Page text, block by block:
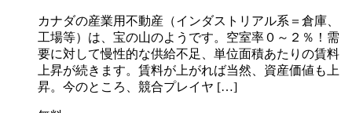
カナダの産業用不動産（インダストリアル系＝倉庫、
工場等）は、宝の山のようです。空室率０～２％！需
要に対して慢性的な供給不足、単位面積あたりの賃料
上昇が続きます。賃料が上がれば当然、資産価値も上
昇。今のところ、競合プレイヤ […]